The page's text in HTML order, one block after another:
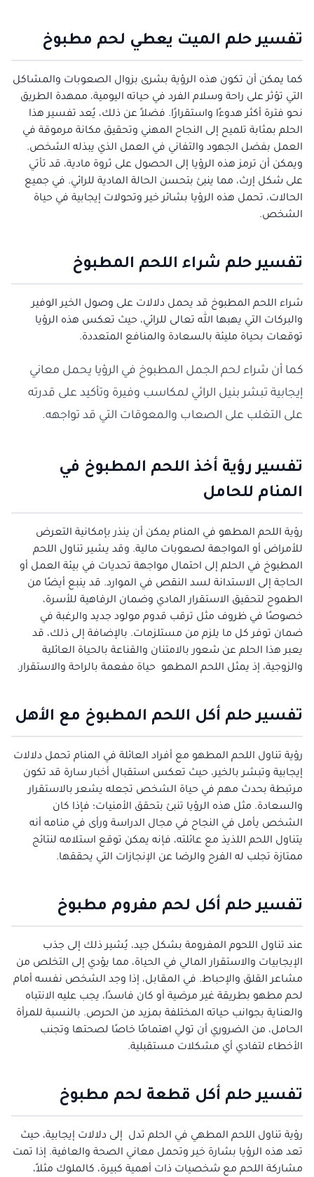
تفسير حلم الميت يعطي لحم مطبوخ
كما يمكن أن تكون هذه الرؤية بشرى بزوال الصعوبات والمشاكل
التي تؤثر على راحة وسلام الفرد في حياته اليومية، ممهدة الطريق
نحو فترة أكثر هدوءًا واستقرارًا. فضلاً عن ذلك، يُعد تفسير هذا
الحلم بمثابة تلميح إلى النجاح المهني وتحقيق مكانة مرموقة في
العمل بفضل الجهود والتفاني في العمل الذي يبذله الشخص.
ويمكن أن ترمز هذه الرؤيا إلى الحصول على ثروة مادية، قد تأتي
على شكل إرث، مما ينبئ بتحسن الحالة المادية للرائي. في جميع
الحالات، تحمل هذه الرؤيا بشائر خير وتحولات إيجابية في حياة
الشخص.
تفسير حلم شراء اللحم المطبوخ
شراء اللحم المطبوخ قد يحمل دلالات على وصول الخير الوفير
والبركات التي يهبها الله تعالى للرائي، حيث تعكس هذه الرؤيا
توقعات بحياة مليئة بالسعادة والمنافع المتعددة.
كما أن شراء لحم الجمل المطبوخ في الرؤيا يحمل معاني
إيجابية تبشر بنيل الرائي لمكاسب وفيرة وتأكيد على قدرته
على التغلب على الصعاب والمعوقات التي قد تواجهه.
تفسير رؤية أخذ اللحم المطبوخ في
المنام للحامل
رؤية اللحم المطهو في المنام يمكن أن ينذر بإمكانية التعرض
للأمراض أو المواجهة لصعوبات مالية. وقد يشير تناول اللحم
المطبوخ في الحلم إلى احتمال مواجهة تحديات في بيئة العمل أو
الحاجة إلى الاستدانة لسد النقص في الموارد. قد ينبع أيضًا من
الطموح لتحقيق الاستقرار المادي وضمان الرفاهية للأسرة،
خصوصًا في ظروف مثل ترقب قدوم مولود جديد والرغبة في
ضمان توفر كل ما يلزم من مستلزمات. بالإضافة إلى ذلك، قد
يعبر هذا الحلم عن شعور بالامتنان والقناعة بالحياة العائلية
والزوجية، إذ يمثل اللحم المطهو حياة مفعمة بالراحة والاستقرار.
تفسير حلم أكل اللحم المطبوخ مع الأهل
رؤية تناول اللحم المطهو مع أفراد العائلة في المنام تحمل دلالات
إيجابية وتبشر بالخير، حيث تعكس استقبال أخبار سارة قد تكون
مرتبطة بحدث مهم في حياة الشخص تجعله يشعر بالاستقرار
والسعادة. مثل هذه الرؤيا تنبئ بتحقق الأمنيات؛ فإذا كان
الشخص يأمل في النجاح في مجال الدراسة ورأى في منامه أنه
يتناول اللحم اللذيذ مع عائلته، فإنه يمكن توقع استلامه لنتائج
ممتازة تجلب له الفرح والرضا عن الإنجازات التي يحققها.
تفسير حلم أكل لحم مفروم مطبوخ
عند تناول اللحوم المفرومة بشكل جيد، يُشير ذلك إلى جذب
الإيجابيات والاستقرار المالي في الحياة، مما يؤدي إلى التخلص من
مشاعر القلق والإحباط. في المقابل، إذا وجد الشخص نفسه أمام
لحم مطهو بطريقة غير مرضية أو كان فاسدًا، يجب عليه الانتباه
والعناية بجوانب حياته المختلفة بمزيد من الحرص. بالنسبة للمرأة
الحامل، من الضروري أن تولي اهتمامًا خاصًا لصحتها وتجنب
الأخطاء لتفادي أي مشكلات مستقبلية.
تفسير حلم أكل قطعة لحم مطبوخ
رؤية تناول اللحم المطهي في الحلم تدل إلى دلالات إيجابية، حيث
تعد هذه الرؤيا بشارة خير وتحمل معاني الصحة والعافية. إذا تمت
مشاركة اللحم مع شخصيات ذات أهمية كبيرة، كالملوك مثلاً،